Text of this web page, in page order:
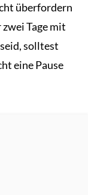
überfordern
Tage mit
solltest
eine Pause